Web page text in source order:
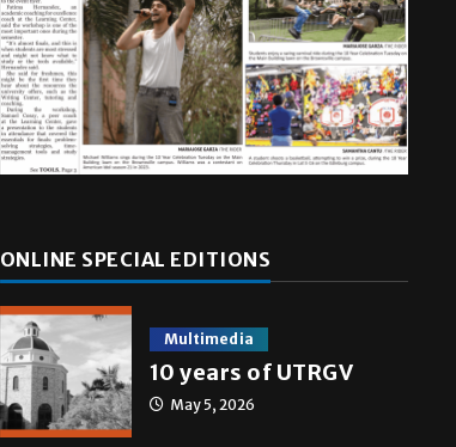
ONLINE SPECIAL EDITIONS
Multimedia
10 years of UTRGV
May 5, 2026